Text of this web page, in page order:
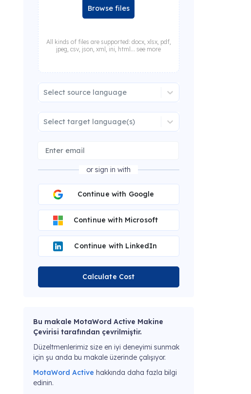
Browse files
All kinds of files are supported: docx, xlsx, pdf,
jpeg, csv, json, xml, ini, html... see more
Select source language
Select target language(s)
or sign in with
Continue with Google
Continue with Microsoft
Continue with LinkedIn
Calculate Cost
Bu makale MotaWord Active Makine
Çevirisi tarafından çevrilmiştir.
Düzeltmenlerimiz size en iyi deneyimi sunmak
için şu anda bu makale üzerinde çalışıyor.
MotaWord Active hakkında daha fazla bilgi
edinin.